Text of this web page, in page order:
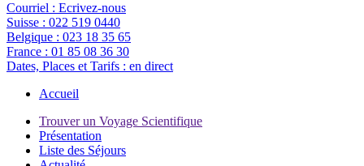
Courriel : Ecrivez-nous
Suisse : 022 519 0440
Belgique : 023 18 35 65
France : 01 85 08 36 30
Dates, Places et Tarifs : en direct
Accueil
Trouver un Voyage Scientifique
Présentation
Liste des Séjours